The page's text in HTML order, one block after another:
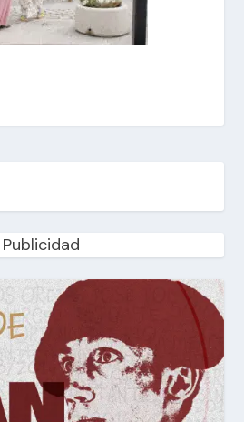
Publicidad